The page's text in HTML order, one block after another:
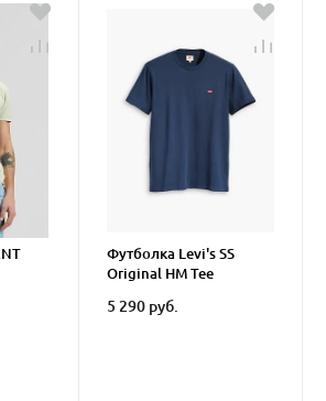
Футболка Levi's SS
Original HM Tee
5 290 руб.